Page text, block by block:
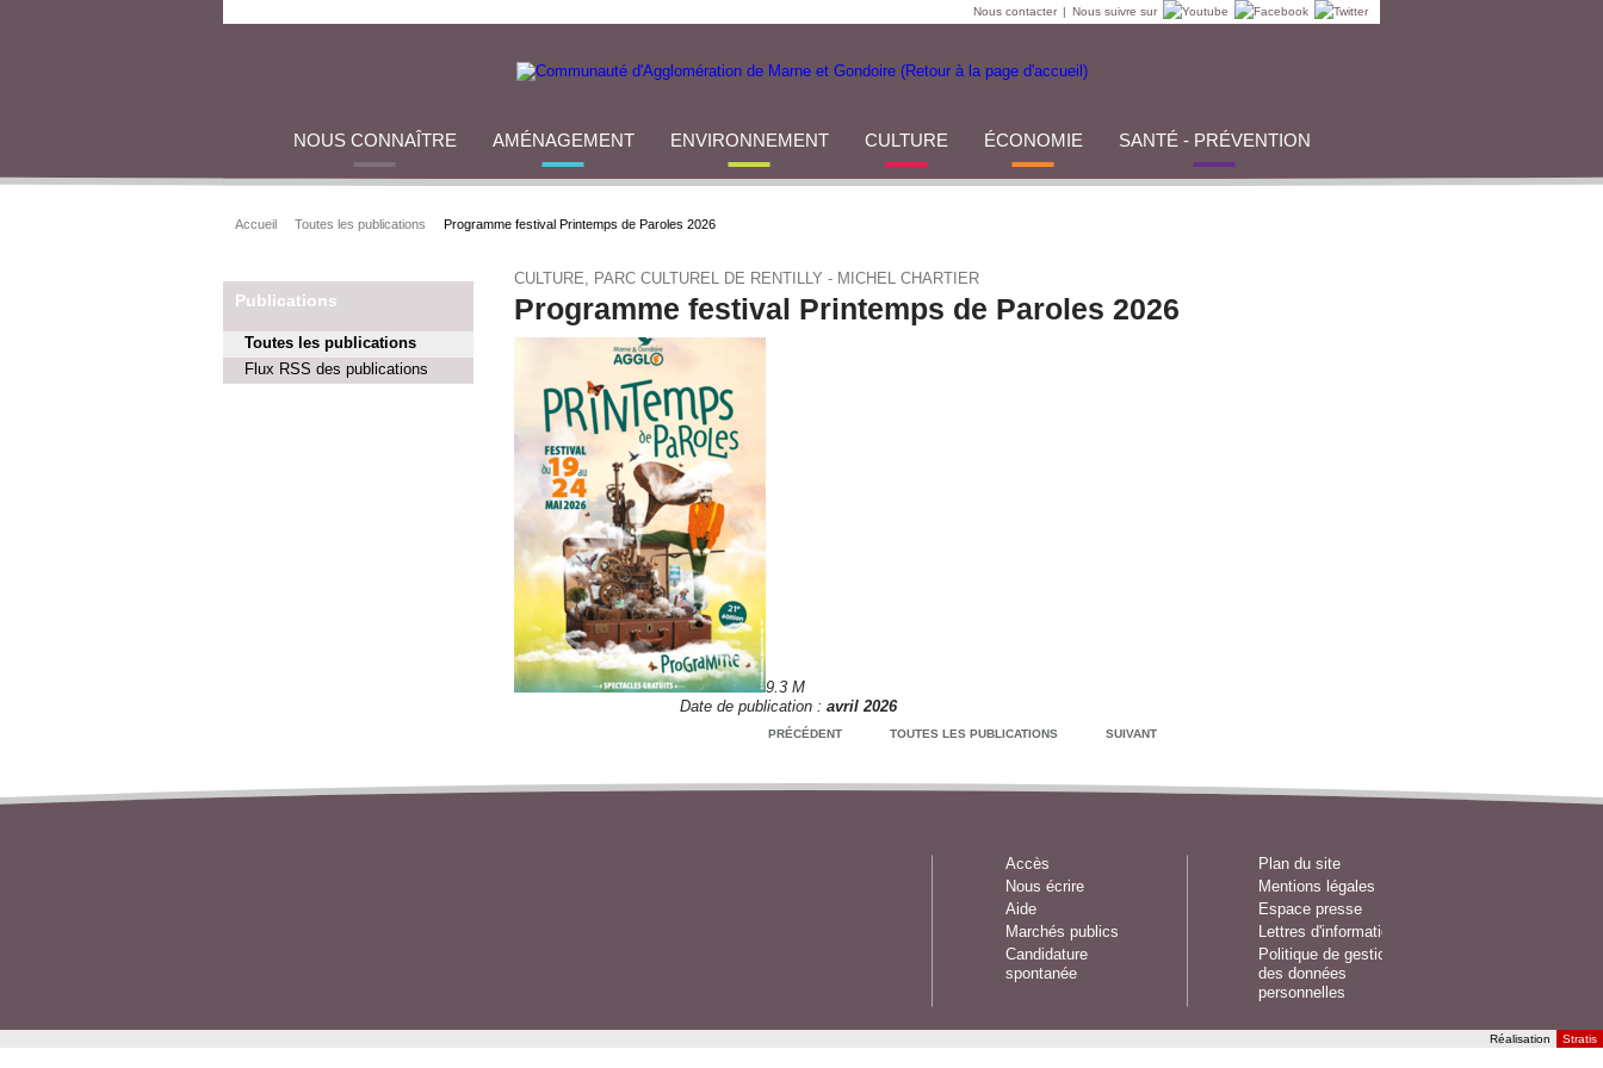
Nous contacter | Nous suivre sur
NOUS CONNAÎTRE AMÉNAGEMENT ENVIRONNEMENT CULTURE ÉCONOMIE SANTÉ - PRÉVENTION
Accueil Toutes les publications Programme festival Printemps de Paroles 2026
Publications
Toutes les publications
Flux RSS des publications
CULTURE, PARC CULTUREL DE RENTILLY - MICHEL CHARTIER
Programme festival Printemps de Paroles 2026
9.3 M
Date de publication : avril 2026
PRÉCÉDENT
TOUTES LES PUBLICATIONS SUIVANT
Accès
Plan du site
Nous écrire
Mentions légales
Aide
Espace presse
Marchés publics
Lettres d'information
Candidature
spontanée
Politique de gestion
des données
personnelles
Stratis
Réalisation